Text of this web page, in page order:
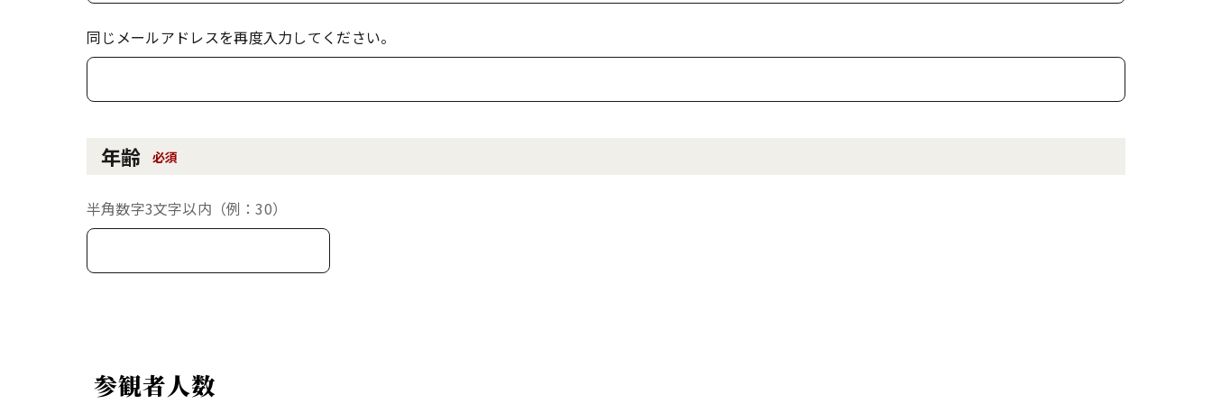
同じメールアドレスを再度入力してください。
年齢 必須
半角数字3文字以内（例：30）
参観者人数